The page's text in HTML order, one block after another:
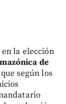
la elección
de
según los